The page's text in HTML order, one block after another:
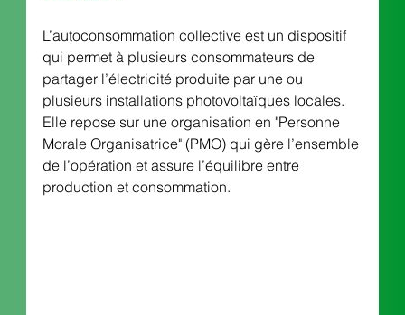
L’autoconsommation collective est un dispositif
qui permet à plusieurs consommateurs de
partager l’électricité produite par une ou
plusieurs installations photovoltaïques locales.
Elle repose sur une organisation en "Personne
Morale Organisatrice" (PMO) qui gère l’ensemble
de l’opération et assure l’équilibre entre
production et consommation.